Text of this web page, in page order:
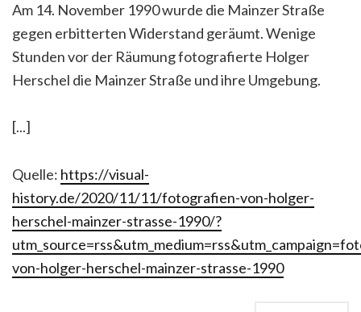
Am 14. November 1990 wurde die Mainzer Straße
gegen erbitterten Widerstand geräumt. Wenige
Stunden vor der Räumung fotografierte Holger
Herschel die Mainzer Straße und ihre Umgebung.
[...]
Quelle: https://visual-
history.de/2020/11/11/fotografien-von-holger-
herschel-mainzer-strasse-1990/?
von-holger-herschel-mainzer-strasse-1990